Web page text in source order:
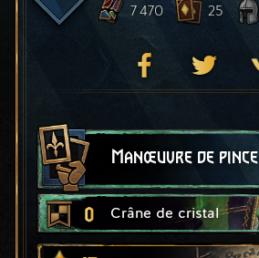
7 470 25
Manœuvre de pince
0 Crâne de cristal